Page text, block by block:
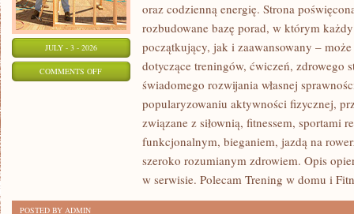
JULY - 3 - 2026
COMMENTS OFFON
oraz codzienną energię. Strona
rozbudowane bazę porad, w którym
początkujący, jak i zaawansowany –
dotyczące treningów, ćwiczeń, zdrowego
świadomego rozwijania własnej
popularyzowaniu aktywności fizycznej,
związane z siłownią, fitnessem, sportami
funkcjonalnym, bieganiem, jazdą na
szeroko rozumianym zdrowiem. Opis
w serwisie. Polecam Trening w domu i
POSTED BY ADMIN